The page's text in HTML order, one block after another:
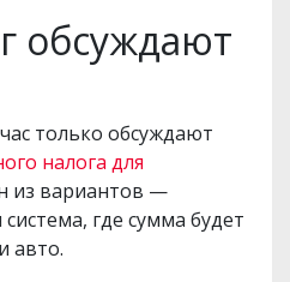
обсуждают
только обсуждают
налога для
из вариантов —
где сумма будет
авто.